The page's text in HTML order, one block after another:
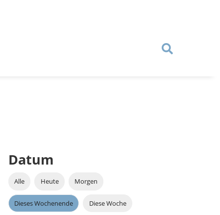
Datum
Alle Heute Morgen
Dieses Wochenende Diese Woche